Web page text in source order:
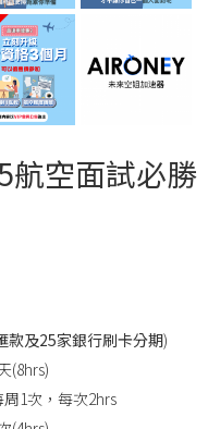
航空面試必勝
款及25家銀行刷卡分期)
(8hrs)
周1次，每次2hrs